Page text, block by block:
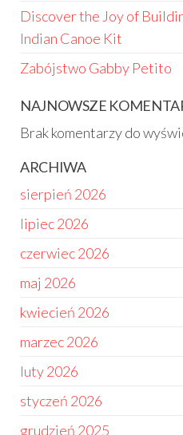
Discover the Joy of
Indian Canoe Kit
Zabójstwo Gabby Petito
NAJNOWSZE
Brak komentarzy do
ARCHIWA
sierpień 2026
lipiec 2026
czerwiec 2026
maj 2026
kwiecień 2026
marzec 2026
luty 2026
styczeń 2026
grudzień 2025